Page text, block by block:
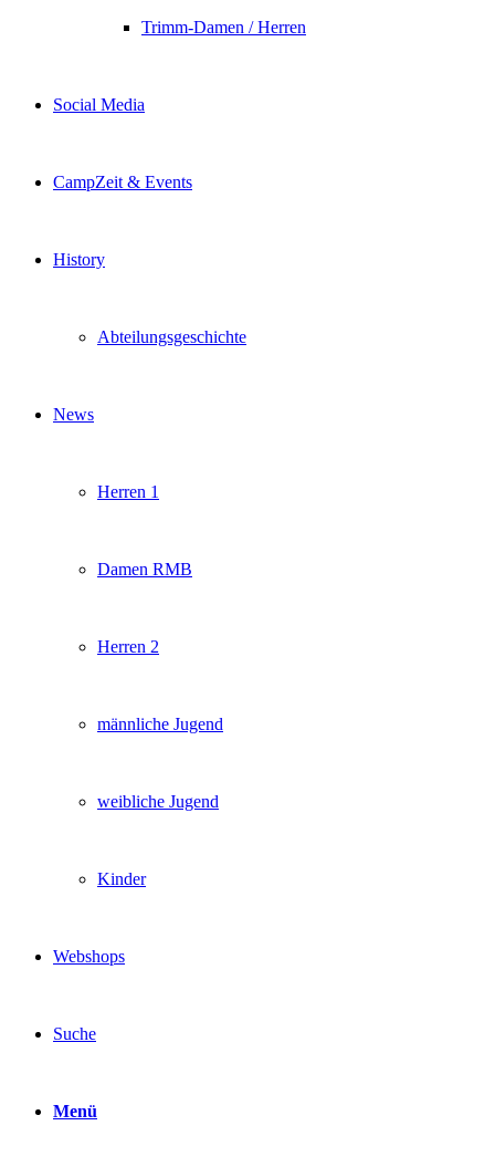
Trimm-Damen / Herren
Social Media
CampZeit & Events
History
Abteilungsgeschichte
News
Herren 1
Damen RMB
Herren 2
männliche Jugend
weibliche Jugend
Kinder
Webshops
Suche
Menü